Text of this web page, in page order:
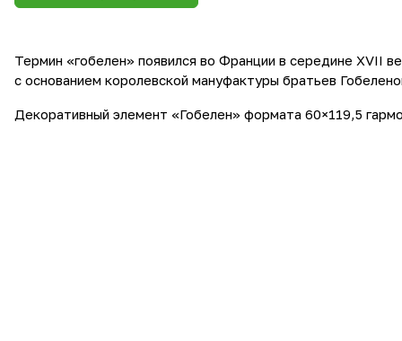
Термин «гобелен» появился во Франции в середине XVII
с основанием королевской мануфактуры братьев
Декоративный элемент «Гобелен» формата 60×119,5